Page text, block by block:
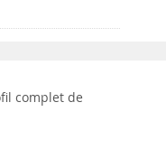
complet de